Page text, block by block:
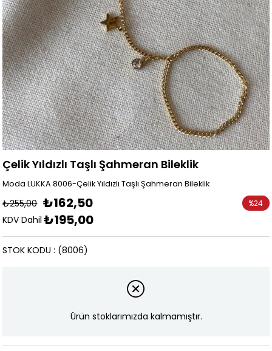
Çelik Yıldızlı Taşlı Şahmeran Bileklik
Moda LUKKA 8006-Çelik Yıldızlı Taşlı Şahmeran Bileklik
₺255,00 ₺162,50
KDV Dahil ₺195,00
%24
(8006)
STOK KODU
Ürün stoklarımızda kalmamıştır.